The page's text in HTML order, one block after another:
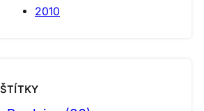
2010
ŠTÍTKY